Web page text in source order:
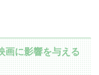
画に影響を与える